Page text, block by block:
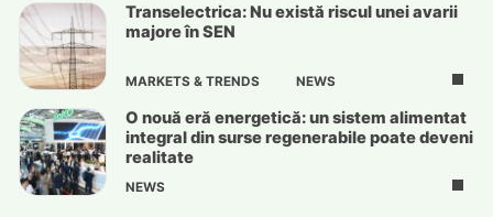
Transelectrica: Nu există riscul unei avarii
majore în SEN
MARKETS & TRENDS NEWS
O nouă eră energetică: un sistem alimentat
integral din surse regenerabile poate deveni
realitate
NEWS